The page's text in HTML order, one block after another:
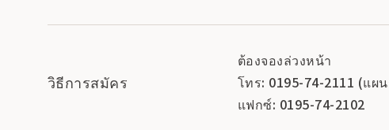
วิธีการสมัคร
ต้องจองล่วงหน้า
โทร: 0195-74-2111 (แ
แฟกซ์: 0195-74-2102